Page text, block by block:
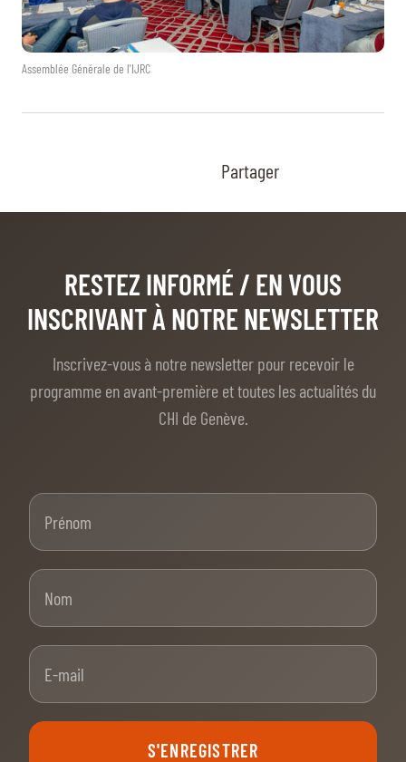
Assemblée Générale de l'IJRC
Partager
RESTEZ INFORMÉ / EN VOUS
INSCRIVANT À NOTRE NEWSLETTER
Inscrivez-vous à notre newsletter pour recevoir le
programme en avant-première et toutes les actualités du
CHI de Genève.
S'ENREGISTRER